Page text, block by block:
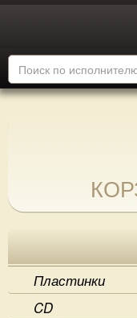
Пластинки
CD